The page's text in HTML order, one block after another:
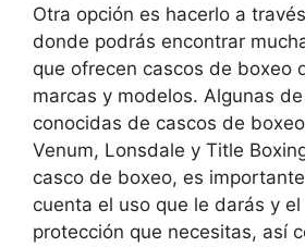
Otra opción es hacerlo a
donde podrás encontrar
que ofrecen cascos de boxeo
marcas y modelos. Algunas
conocidas de cascos de
Venum, Lonsdale y Title
casco de boxeo, es
cuenta el uso que le darás y
protección que necesitas, así